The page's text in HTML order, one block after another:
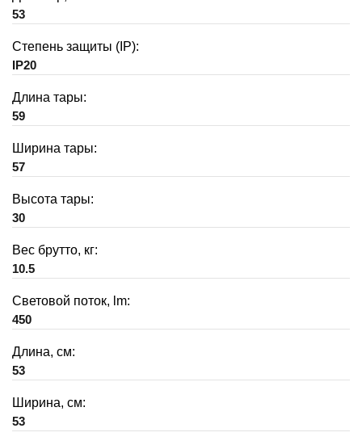
53
Степень защиты (IP):
IP20
Длина тары:
59
Ширина тары:
57
Высота тары:
30
Вес брутто, кг:
10.5
Световой поток, lm:
450
Длина, см:
53
Ширина, см:
53